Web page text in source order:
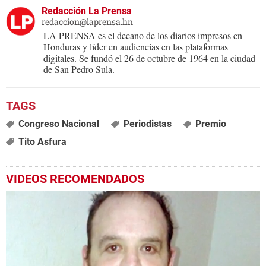
Redacción La Prensa
redaccion@laprensa.hn
LA PRENSA es el decano de los diarios impresos en
Honduras y líder en audiencias en las plataformas
digitales. Se fundó el 26 de octubre de 1964 en la ciudad
de San Pedro Sula.
Congreso Nacional Periodistas
Premio
Tito Asfura
VIDEOS RECOMENDADOS